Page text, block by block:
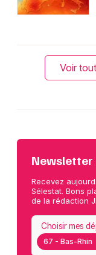
Voir
Newsletter
Recevez
Sélestat. Bons
de la rédaction
67 - Bas-Rhin
Choisir mes